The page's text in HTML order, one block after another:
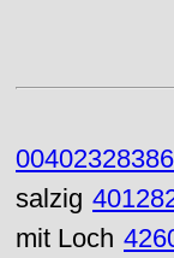
salzig
mit Loch